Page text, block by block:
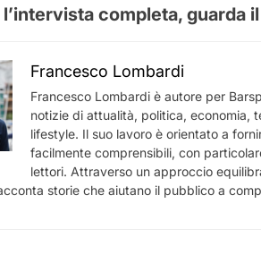
completa, guarda
Francesco Lombardi
Francesco Lombardi è autore per
notizie di attualità, politica, economia,
lifestyle. Il suo lavoro è orientato a
facilmente comprensibili, con
lettori. Attraverso un approccio
storie che aiutano il pubblico a